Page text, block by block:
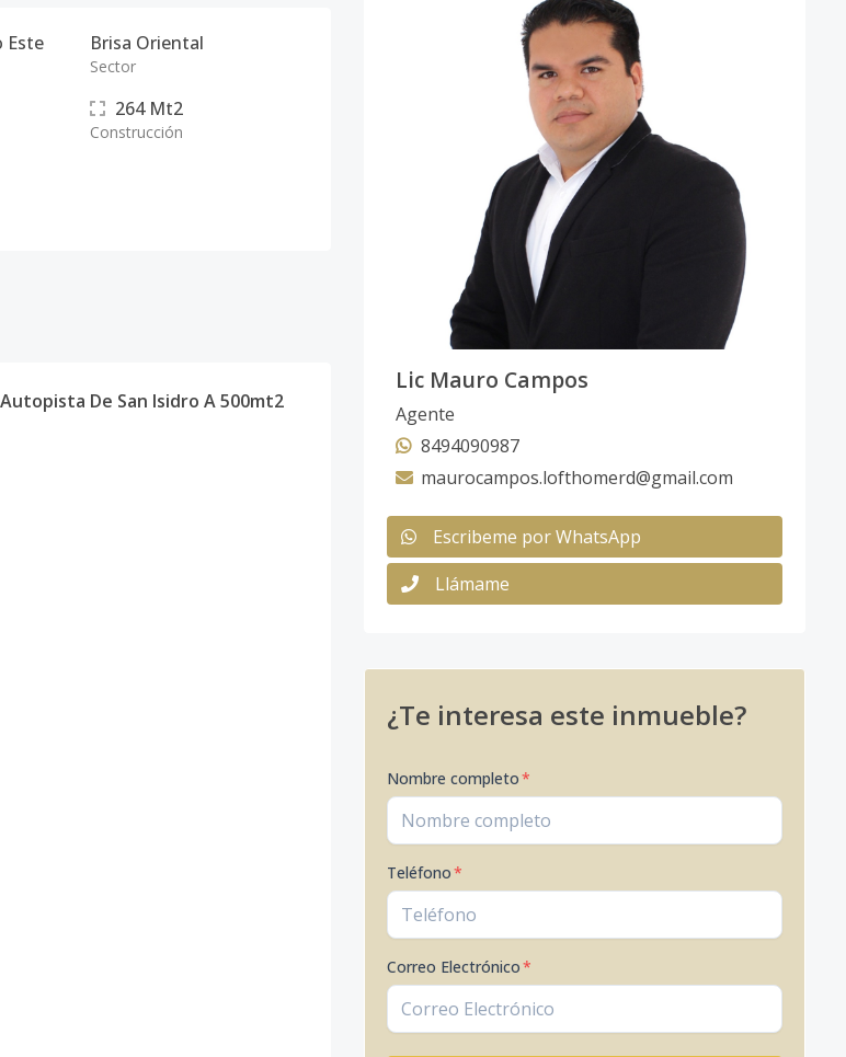
Este Brisa Oriental
Sector
264 Mt2
Construcción
De San Isidro A 500mt2
Lic Mauro Campos
Agente
8494090987
maurocampos.lofthomerd@gmail.com
Escribeme por WhatsApp
Llámame
¿Te interesa este inmueble?
Nombre completo*
Teléfono*
Correo Electrónico*